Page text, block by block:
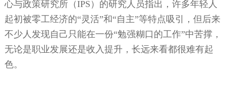
心与政策研究所（IPS ）的研究人员指出，许多年轻人
起初被零工经济的“灵活”和“自主”等特点吸引，但后来
不少人发现自己只能在一份“勉强糊口的工作”中苦撑，
无论是职业发展还是收入提升，长远来看都很难有起
色。